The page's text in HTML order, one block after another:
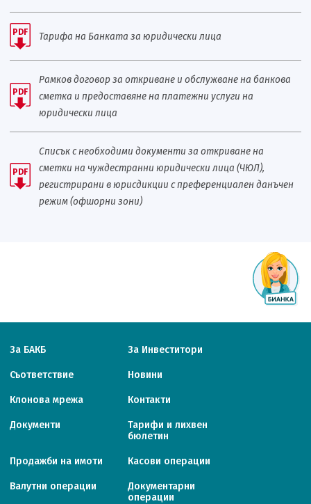
PDF Тарифа на Банката за юридически лица
PDF
Рамков договор за откриване и обслужване на банкова
сметка и предоставяне на платежни услуги на
юридически лица
PDF
Списък с необходими документи за откриване на
сметки на чуждестранни юридически лица (ЧЮЛ),
регистрирани в юрисдикции с преференциален данъчен
режим (офшорни зони)
За БАКБ За Инвеститори
Съответствие Новини
Клонова мрежа Контакти
Документи
Тарифи и лихвен
бюлетин
Продажби на имоти Касови операции
Валутни операции
Документарни
операции